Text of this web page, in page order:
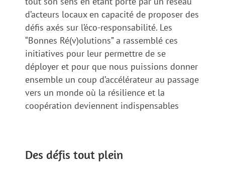
d’acteurs locaux en capacité de proposer des
défis axés sur l’éco-responsabilité. Les
“Bonnes Ré(v)olutions” a rassemblé ces
initiatives pour leur permettre de se
déployer et pour que nous puissions donner
ensemble un coup d’accélérateur au passage
vers un monde où la résilience et la
coopération deviennent indispensables
Des défis tout plein